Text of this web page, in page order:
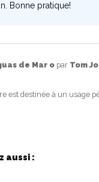
Bonne pratique!
de Mar o par Tom
est destinée à un usage
aussi :